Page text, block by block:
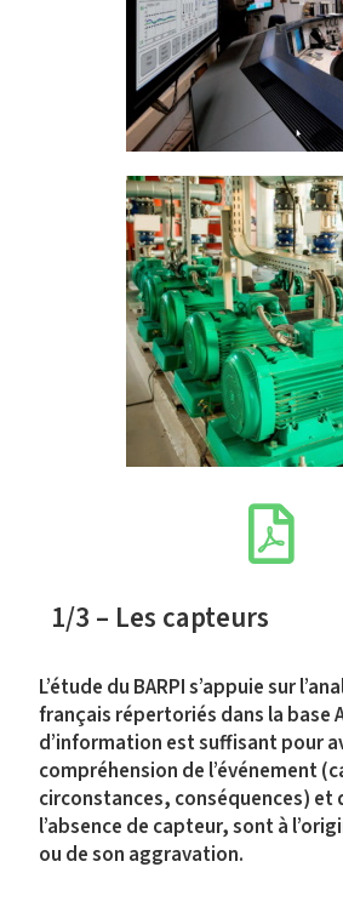
1/3 – Les capteurs
L’étude du BARPI s’appuie sur
français répertoriés dans la base
d’information est suffisant pour
compréhension de l’événement
circonstances, conséquences) et
l’absence de capteur, sont à
ou de son aggravation.